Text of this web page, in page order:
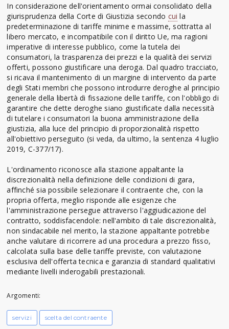
In considerazione dell'orientamento ormai consolidato della
giurisprudenza della Corte di Giustizia secondo cui la
predeterminazione di tariffe minime e massime, sottratta al
libero mercato, e incompatibile con il diritto Ue, ma ragioni
imperative di interesse pubblico, come la tutela dei
consumatori, la trasparenza dei prezzi e la qualità dei servizi
offerti, possono giustificare una deroga. Dal quadro tracciato,
si ricava il mantenimento di un margine di intervento da parte
degli Stati membri che possono introdurre deroghe al principio
generale della libertà di fissazione delle tariffe, con l'obbligo di
garantire che dette deroghe siano giustificate dalla necessità
di tutelare i consumatori la buona amministrazione della
giustizia, alla luce del principio di proporzionalità rispetto
all'obiettivo perseguito (si veda, da ultimo, la sentenza 4 luglio
2019, C-377/17).
L'ordinamento riconosce alla stazione appaltante la
discrezionalità nella definizione delle condizioni di gara,
affinché sia possibile selezionare il contraente che, con la
propria offerta, meglio risponde alle esigenze che
l'amministrazione persegue attraverso l'aggiudicazione del
contratto, soddisfacendole: nell'ambito di tale discrezionalità,
non sindacabile nel merito, la stazione appaltante potrebbe
anche valutare di ricorrere ad una procedura a prezzo fisso,
calcolata sulla base delle tariffe previste, con valutazione
esclusiva dell'offerta tecnica e garanzia di standard qualitativi
mediante livelli inderogabili prestazionali.
Argomenti:
servizi scelta del contraente